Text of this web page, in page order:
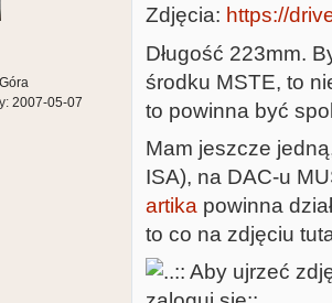
2007-05-07
Zdjęcia: https://
Długość 223mm.
środku MSTE, to
to powinna być
Mam jeszcze
ISA), na DAC-u
artika powinna
to co na zdjęciu